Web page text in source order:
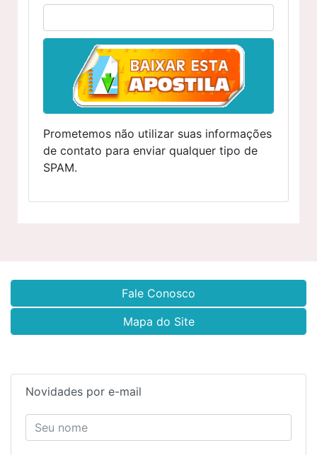
Prometemos não utilizar suas informações
de contato para enviar qualquer tipo de
SPAM.
Fale Conosco
Mapa do Site
Novidades por e-mail